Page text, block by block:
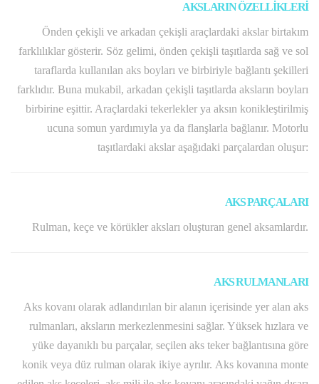
AKSLARIN ÖZELLİKLERİ
Önden çekişli ve arkadan çekişli araçlardaki akslar birtakım
farklılıklar gösterir. Söz gelimi, önden çekişli taşıtlarda sağ ve sol
taraflarda kullanılan aks boyları ve birbiriyle bağlantı şekilleri
farklıdır. Buna mukabil, arkadan çekişli taşıtlarda aksların boyları
birbirine eşittir. Araçlardaki tekerlekler ya aksın konikleştirilmiş
ucuna somun yardımıyla ya da flanşlarla bağlanır. Motorlu
taşıtlardaki akslar aşağıdaki parçalardan oluşur:
AKS PARÇALARI
Rulman, keçe ve körükler aksları oluşturan genel aksamlardır.
AKS RULMANLARI
Aks kovanı olarak adlandırılan bir alanın içerisinde yer alan aks
rulmanları, aksların merkezlenmesini sağlar. Yüksek hızlara ve
yüke dayanıklı bu parçalar, seçilen aks teker bağlantısına göre
konik veya düz rulman olarak ikiye ayrılır. Aks kovanına monte